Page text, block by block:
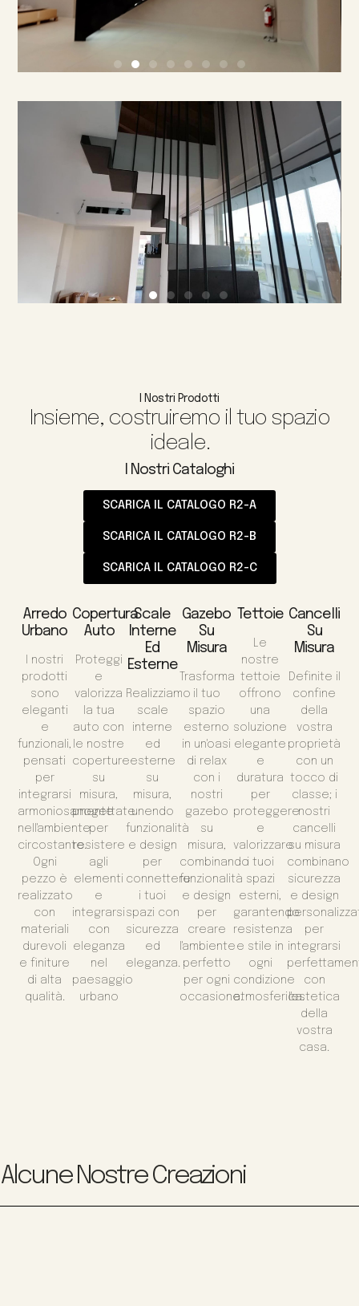
I Nostri Prodotti
Insieme, costruiremo il tuo spazio
ideale.
I Nostri Cataloghi
SCARICA IL CATALOGO R2-A
SCARICA IL CATALOGO R2-B
SCARICA IL CATALOGO R2-C
Arredo
Urbano
I nostri
prodotti
sono
eleganti
e
funzionali,
pensati
per
integrarsi
armoniosamente
nell'ambiente
circostante.
Ogni
pezzo è
realizzato
con
materiali
durevoli
e finiture
di alta
qualità.
Copertura
Auto
Proteggi
e
valorizza
la tua
auto con
le nostre
coperture
su
misura,
progettate
per
resistere
agli
elementi
e
integrarsi
con
eleganza
nel
paesaggio
urbano
Scale
Interne
Ed
Esterne
Realizziamo
scale
interne
ed
esterne
su
misura,
unendo
funzionalità
e design
per
connettere
i tuoi
spazi con
sicurezza
ed
eleganza.
Gazebo
Su
Misura
Trasforma
il tuo
spazio
esterno
in un'oasi
di relax
con i
nostri
gazebo
su
misura,
combinando
funzionalità
e design
per
creare
l'ambiente
perfetto
per ogni
occasione.
Tettoie
Le
nostre
tettoie
offrono
una
soluzione
elegante
e
duratura
per
proteggere
e
valorizzare
i tuoi
spazi
esterni,
garantendo
resistenza
e stile in
ogni
condizione
atmosferica.
Cancelli
Su
Misura
Definite il
confine
della
vostra
proprietà
con un
tocco di
classe; i
nostri
cancelli
su misura
combinano
sicurezza
e design
per
integrarsi
con
l'estetica
della
vostra
casa.
Alcune Nostre Creazioni